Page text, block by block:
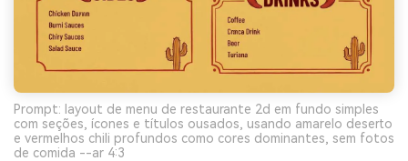
Prompt: layout de menu de restaurante 2d em fundo simples
com seções, ícones e títulos ousados, usando amarelo deserto
e vermelhos chili profundos como cores dominantes, sem fotos
de comida --ar 4:3